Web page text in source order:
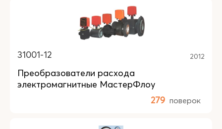
31001-12 2012
Преобразователи расхода
электромагнитные МастерФлоу
279 поверок